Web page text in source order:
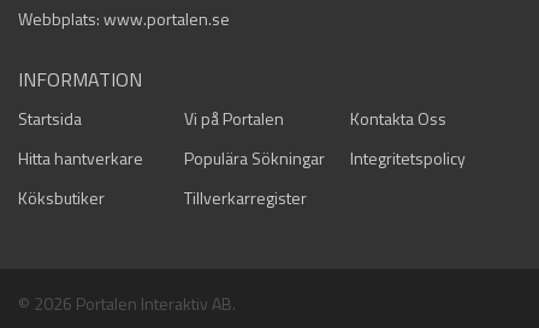
Webbplats: www.portalen.se
INFORMATION
Startsida Vi på Portalen
Kontakta Oss
Hitta hantverkare
Populära Sökningar
Integritetspolicy
Köksbutiker
Tillverkarregister
© 2026 Portalen Interaktiv AB.